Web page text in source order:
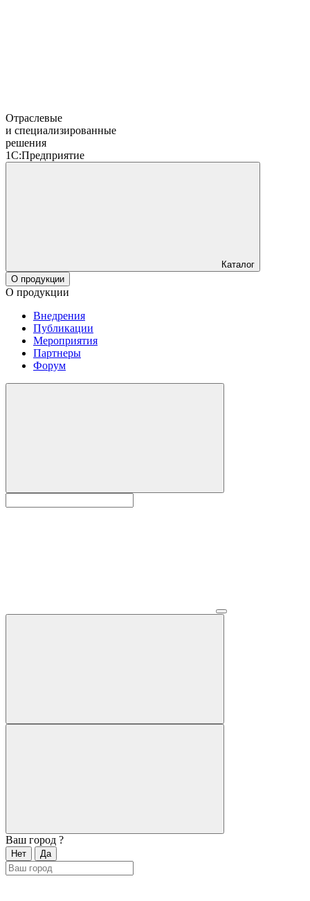
Отраслевые
и специализированные
решения
1С:Предприятие
Каталог
О продукции
О продукции
Внедрения
Публикации
Мероприятия
Партнеры
Форум
Ваш город ?
Нет Да